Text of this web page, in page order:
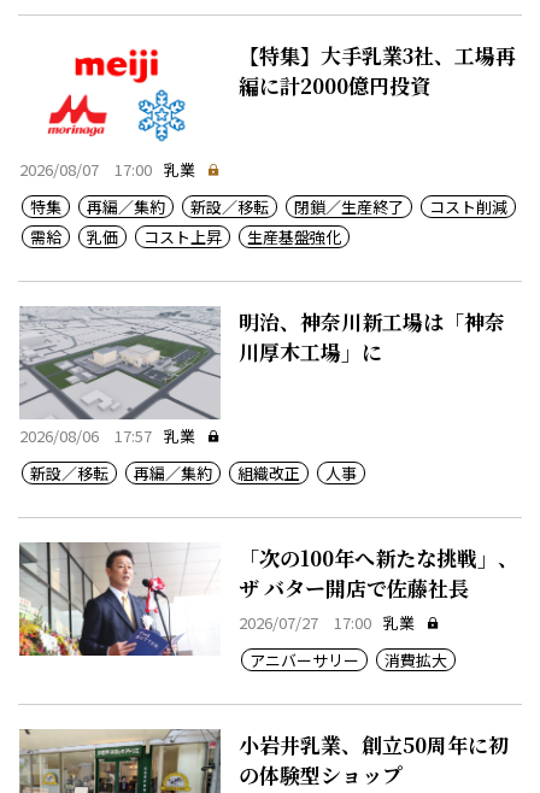
【特集】大手乳業3社、工場再
編に計2000億円投資
2026/08/07 17:00 乳業
特集
再編／集約 新設／移転 閉鎖／生産終了
コスト削減
需給
乳価 コスト上昇 生産基盤強化
明治、神奈川新工場は「神奈
川厚木工場」に
2026/08/06 17:57 乳業
新設／移転
再編／集約 組織改正 人事
「次の100年へ新たな挑戦」、
ザ バター開店で佐藤社長
2026/07/27 17:00 乳業
アニバーサリー
消費拡大
小岩井乳業、創立50周年に初
の体験型ショップ